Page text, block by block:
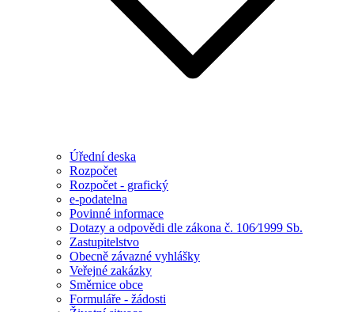
Úřední deska
Rozpočet
Rozpočet - grafický
e-podatelna
Povinné informace
Dotazy a odpovědi dle zákona č. 106⁄1999 Sb.
Zastupitelstvo
Obecně závazné vyhlášky
Veřejné zakázky
Směrnice obce
Formuláře - žádosti